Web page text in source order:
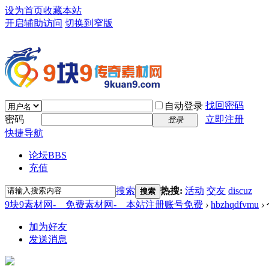
设为首页收藏本站
开启辅助访问 切换到窄版
自动登录 找回密码
密码
登录
立即注册
快捷导航
论坛BBS
充值
搜索 搜索 热搜: 活动 交友 discuz
9块9素材网-＿免费素材网-＿本站注册账号免费 › hbzhqdfvmu ›
加为好友
发送消息